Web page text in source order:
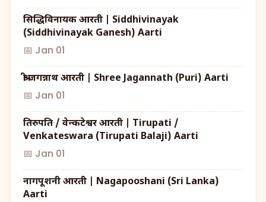
सिद्धिविनायक आरती | Siddhivinayak
(Siddhivinayak Ganesh) Aarti
📅 Jan 01
श्री जगन्नाथ आरती | Shree Jagannath (Puri) Aarti
📅 Jan 01
तिरुपति / वेन्कटेश्वर आरती | Tirupati /
Venkateswara (Tirupati Balaji) Aarti
📅 Jan 01
नागपूशनी आरती | Nagapooshani (Sri Lanka)
Aarti